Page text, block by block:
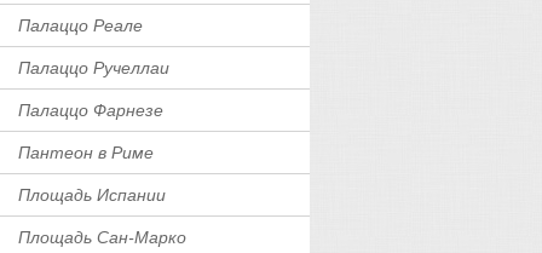
Палаццо Реале
Палаццо Ручеллаи
Палаццо Фарнезе
Пантеон в Риме
Площадь Испании
Площадь Сан-Марко